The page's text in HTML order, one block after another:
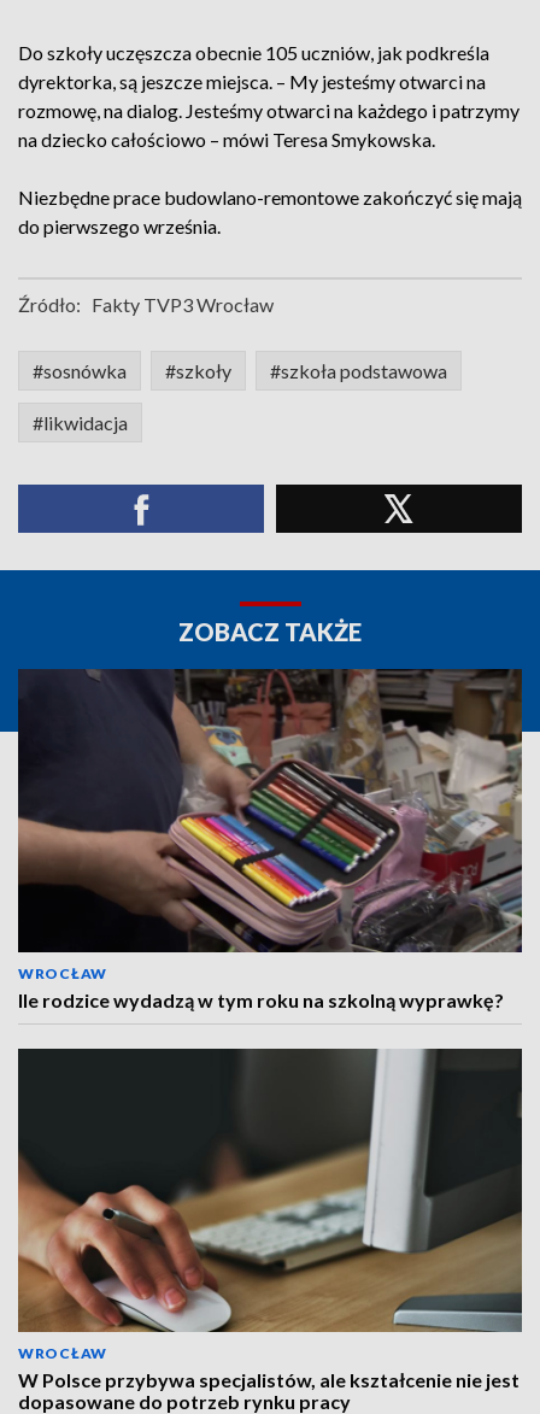
Do szkoły uczęszcza obecnie 105 uczniów, jak podkreśla
dyrektorka, są jeszcze miejsca. – My jesteśmy otwarci na
rozmowę, na dialog. Jesteśmy otwarci na każdego i patrzymy
na dziecko całościowo – mówi Teresa Smykowska.
Niezbędne prace budowlano-remontowe zakończyć się mają
do pierwszego września.
Źródło: Fakty TVP3 Wrocław
#sosnówka #szkoły #szkoła podstawowa
#likwidacja
ZOBACZ TAKŻE
WROCŁAW
Ile rodzice wydadzą w tym roku na szkolną wyprawkę?
WROCŁAW
W Polsce przybywa specjalistów, ale kształcenie nie jest
dopasowane do potrzeb rynku pracy